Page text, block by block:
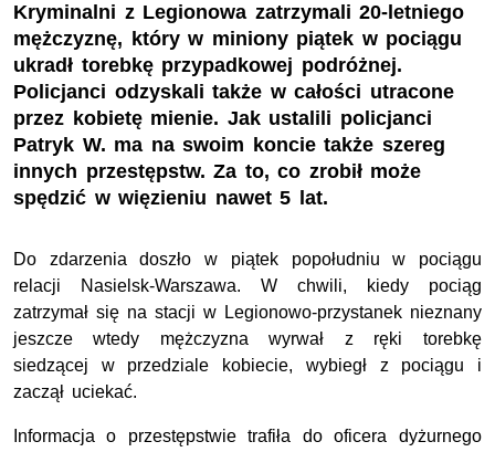
Kryminalni z Legionowa zatrzymali 20-letniego
mężczyznę, który w miniony piątek w pociągu
ukradł torebkę przypadkowej podróżnej.
Policjanci odzyskali także w całości utracone
przez kobietę mienie. Jak ustalili policjanci
Patryk W. ma na swoim koncie także szereg
innych przestępstw. Za to, co zrobił może
spędzić w więzieniu nawet 5 lat.
Do zdarzenia doszło w piątek popołudniu w pociągu
relacji Nasielsk-Warszawa. W chwili, kiedy pociąg
zatrzymał się na stacji w Legionowo-przystanek nieznany
jeszcze wtedy mężczyzna wyrwał z ręki torebkę
siedzącej w przedziale kobiecie, wybiegł z pociągu i
zaczął uciekać.
Informacja o przestępstwie trafiła do oficera dyżurnego